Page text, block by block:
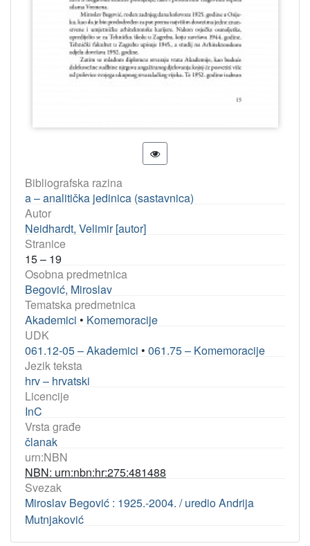
Bibliografska razina
a – analitička jedinica (sastavnica)
Autor
Neidhardt, Velimir [autor]
Stranice
15 – 19
Osobna predmetnica
Begović, Miroslav
Tematska predmetnica
Akademici • Komemoracije
UDK
061.12-05 – Akademici • 061.75 – Komemoracije
Jezik teksta
hrv – hrvatski
Licencije
InC
Vrsta građe
članak
urn:NBN
NBN: urn:nbn:hr:275:481488
Svezak
Miroslav Begović : 1925.-2004. / uredio Andrija
Mutnjaković